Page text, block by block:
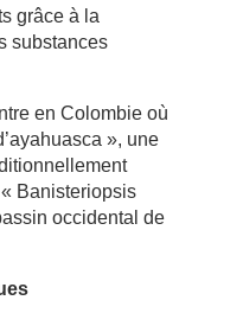
grâce à la
substances
en Colombie où
», une
Banisteriopsis
occidental de